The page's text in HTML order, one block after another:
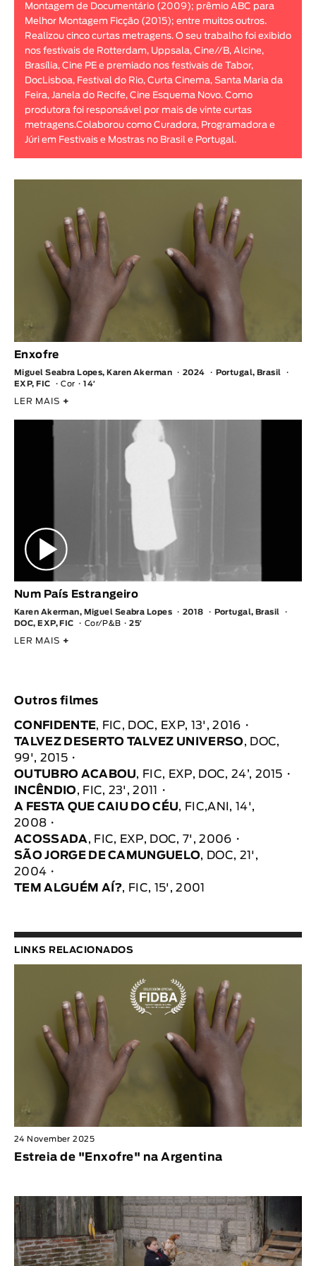
Animar
< / >
GÉNERO
Documentário
Montagem de Documentário (2009); prêmio ABC para
Melhor Montagem Ficção (2015); entre muitos outros.
Realizou cinco curtas metragens. O seu trabalho foi exibido
nos festivais de Rotterdam, Uppsala, Cine//B, Alcine,
Brasília, Cine PE e premiado nos festivais de Tabor,
DocLisboa, Festival do Rio, Curta Cinema, Santa Maria da
Feira, Janela do Recife, Cine Esquema Novo. Como
produtora foi responsável por mais de vinte curtas
metragens.Colaborou como Curadora, Programadora e
Júri em Festivais e Mostras no Brasil e Portugal.
Enxofre
Miguel Seabra Lopes, Karen Akerman 2024
Portugal, Brasil
EXP, FIC
Cor 14′
LER MAIS +
Num País Estrangeiro
Karen Akerman, Miguel Seabra Lopes 2018
Portugal, Brasil
DOC, EXP, FIC
Cor/P&B 25′
LER MAIS +
Outros filmes
CONFIDENTE, FIC, DOC, EXP, 13', 2016
TALVEZ DESERTO TALVEZ UNIVERSO, DOC,
99', 2015
OUTUBRO ACABOU, FIC, EXP, DOC, 24’, 2015
INCÊNDIO, FIC, 23', 2011
A FESTA QUE CAIU DO CÉU, FIC,ANI, 14',
2008
ACOSSADA, FIC, EXP, DOC, 7', 2006
SÃO JORGE DE CAMUNGUELO, DOC, 21',
2004
TEM ALGUÉM AÍ?, FIC, 15', 2001
LINKS RELACIONADOS
24 November 2025
Estreia de "Enxofre" na Argentina